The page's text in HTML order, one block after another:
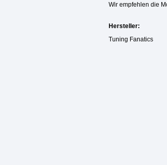
Wir empfehlen die
Hersteller:
Tuning Fanatics